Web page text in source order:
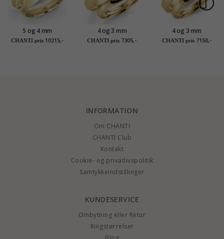
5 og 4 mm
vielsesringe i 9 karat
CHANTI pris 10215,-
4 og 3 mm
vielsesringe i 9 karat
CHANTI pris 7305,-
4 og 3 mm
vielsesringe i 9 karat
CHANTI pris 7150,-
INFORMATION
Om CHANTI
CHANTI Club
Kontakt
Cookie- og privatlivspolitik
Samtykkeindstillinger
KUNDESERVICE
Ombytning eller Retur
Ringstørrelser